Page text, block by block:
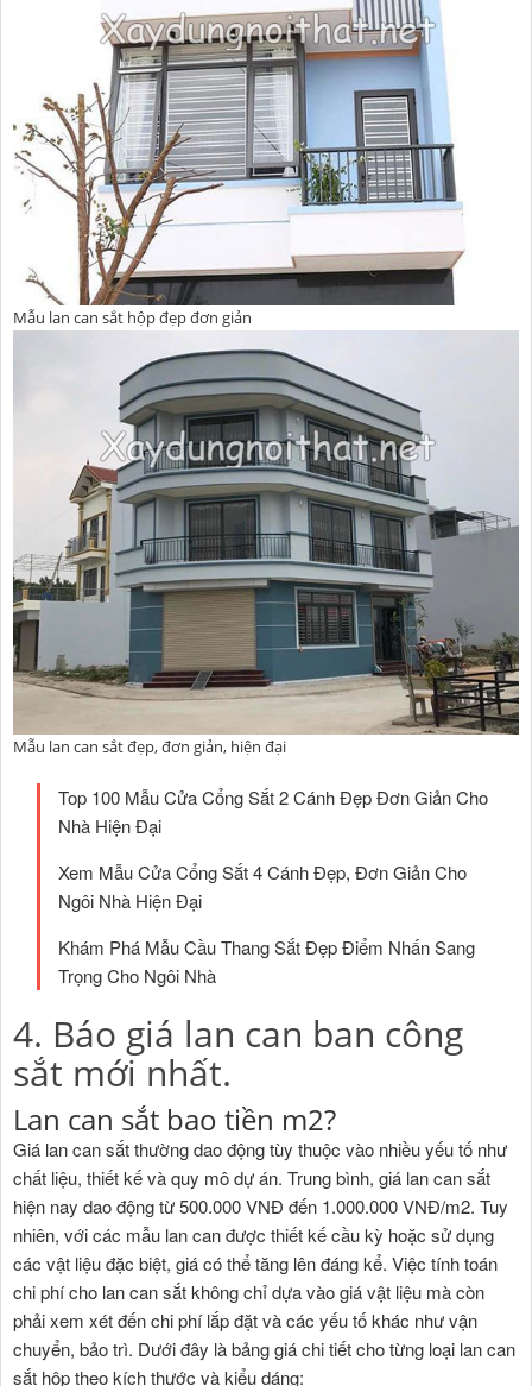
Mẫu lan can sắt hộp đẹp đơn giản
Mẫu lan can sắt đẹp, đơn giản, hiện đại
Top 100 Mẫu Cửa Cổng Sắt 2 Cánh Đẹp Đơn Giản Cho
Nhà Hiện Đại
Xem Mẫu Cửa Cổng Sắt 4 Cánh Đẹp, Đơn Giản Cho
Ngôi Nhà Hiện Đại
Khám Phá Mẫu Cầu Thang Sắt Đẹp Điểm Nhấn Sang
Trọng Cho Ngôi Nhà
4. Báo giá lan can ban công
sắt mới nhất.
Lan can sắt bao tiền m2?
Giá lan can sắt thường dao động tùy thuộc vào nhiều yếu tố như
chất liệu, thiết kế và quy mô dự án. Trung bình, giá lan can sắt
hiện nay dao động từ 500.000 VNĐ đến 1.000.000 VNĐ/m2. Tuy
nhiên, với các mẫu lan can được thiết kế cầu kỳ hoặc sử dụng
các vật liệu đặc biệt, giá có thể tăng lên đáng kể. Việc tính toán
chi phí cho lan can sắt không chỉ dựa vào giá vật liệu mà còn
phải xem xét đến chi phí lắp đặt và các yếu tố khác như vận
chuyển, bảo trì. Dưới đây là bảng giá chi tiết cho từng loại lan can
sắt hộp theo kích thước và kiểu dáng: